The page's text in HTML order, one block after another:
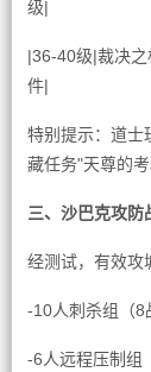
级|
|36-40级|裁决
件|
特别提示：道士
藏任务"天尊的考
三、沙巴克攻防
经测试，有效攻
-10人刺杀组（8
-6人远程压制组